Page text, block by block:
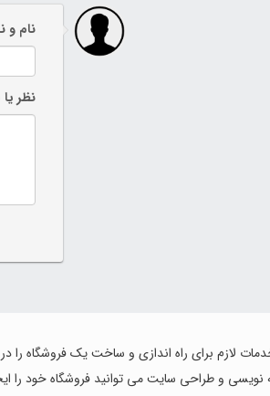
نام و
نظر
لازم برای راه اندازی و ساخت یک فروشگاه را
نویسی و طراحی سایت می توانید فروشگاه خود را